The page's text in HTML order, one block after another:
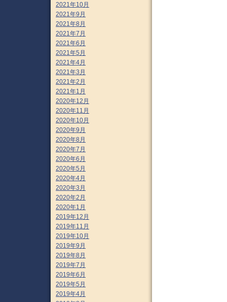
2021年10月
2021年9月
2021年8月
2021年7月
2021年6月
2021年5月
2021年4月
2021年3月
2021年2月
2021年1月
2020年12月
2020年11月
2020年10月
2020年9月
2020年8月
2020年7月
2020年6月
2020年5月
2020年4月
2020年3月
2020年2月
2020年1月
2019年12月
2019年11月
2019年10月
2019年9月
2019年8月
2019年7月
2019年6月
2019年5月
2019年4月